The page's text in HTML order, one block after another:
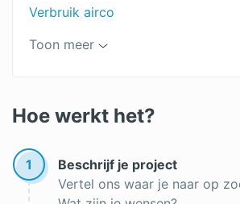
Verbruik airco
Plafond airco
Kanaal airco
Monoblock airco
Airco installateur
Toon meer
Hoe werkt het?
1
Beschrijf je project
Vertel ons waar je naar op